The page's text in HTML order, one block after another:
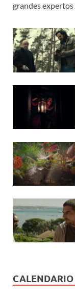
grandes
CALENDARIO